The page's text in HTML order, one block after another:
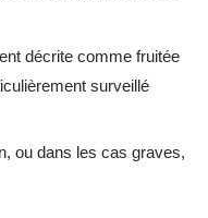
décrite comme fruitée
surveillé
ou dans les cas graves,